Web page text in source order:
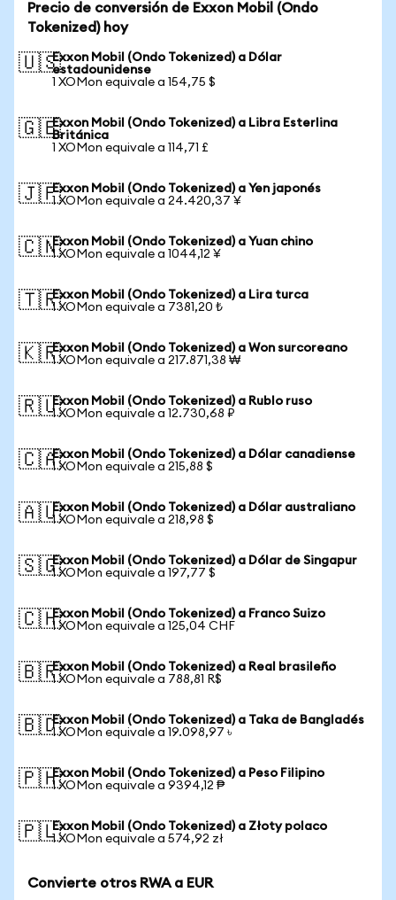
Precio de conversión de Exxon Mobil (Ondo
Tokenized) hoy
🇺🇸Exxon Mobil (Ondo Tokenized) a Dólar
estadounidense
1 XOMon equivale a 154,75 $
🇬🇧Exxon Mobil (Ondo Tokenized) a Libra Esterlina
Británica
1 XOMon equivale a 114,71 £
🇯🇵Exxon Mobil (Ondo Tokenized) a Yen japonés
1 XOMon equivale a 24.420,37 ¥
🇨🇳Exxon Mobil (Ondo Tokenized) a Yuan chino
1 XOMon equivale a 1044,12 ¥
🇹🇷Exxon Mobil (Ondo Tokenized) a Lira turca
1 XOMon equivale a 7381,20 ₺
🇰🇷Exxon Mobil (Ondo Tokenized) a Won surcoreano
1 XOMon equivale a 217.871,38 ₩
🇷🇺Exxon Mobil (Ondo Tokenized) a Rublo ruso
1 XOMon equivale a 12.730,68 ₽
🇨🇦Exxon Mobil (Ondo Tokenized) a Dólar canadiense
1 XOMon equivale a 215,88 $
🇦🇺Exxon Mobil (Ondo Tokenized) a Dólar australiano
1 XOMon equivale a 218,98 $
🇸🇬Exxon Mobil (Ondo Tokenized) a Dólar de Singapur
1 XOMon equivale a 197,77 $
🇨🇭Exxon Mobil (Ondo Tokenized) a Franco Suizo
1 XOMon equivale a 125,04 CHF
🇧🇷Exxon Mobil (Ondo Tokenized) a Real brasileño
1 XOMon equivale a 788,81 R$
🇧🇩Exxon Mobil (Ondo Tokenized) a Taka de Bangladés
1 XOMon equivale a 19.098,97 ৳
🇵🇭Exxon Mobil (Ondo Tokenized) a Peso Filipino
1 XOMon equivale a 9394,12 ₱
🇵🇱Exxon Mobil (Ondo Tokenized) a Złoty polaco
1 XOMon equivale a 574,92 zł
Convierte otros RWA a EUR